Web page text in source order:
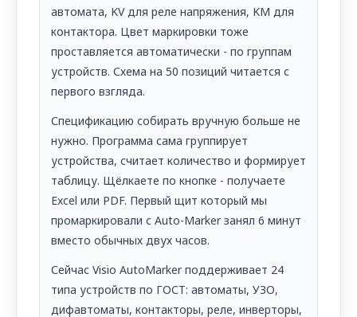
автомата, KV для реле напряжения, KM для
контактора. Цвет маркировки тоже
проставляется автоматически - по группам
устройств. Схема на 50 позиций читается с
первого взгляда.
Спецификацию собирать вручную больше не
нужно. Программа сама группирует
устройства, считает количество и формирует
таблицу. Щёлкаете по кнопке - получаете
Excel или PDF. Первый щит который мы
промаркировали с Auto-Marker занял 6 минут
вместо обычных двух часов.
Сейчас Visio AutoMarker поддерживает 24
типа устройств по ГОСТ: автоматы, УЗО,
дифавтоматы, контакторы, реле, инверторы,